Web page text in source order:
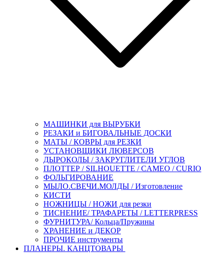
МАШИНКИ для ВЫРУБКИ
РЕЗАКИ и БИГОВАЛЬНЫЕ ДОСКИ
МАТЫ / КОВРЫ для РЕЗКИ
УСТАНОВЩИКИ ЛЮВЕРСОВ
ДЫРОКОЛЫ / ЗАКРУГЛИТЕЛИ УГЛОВ
ПЛОТТЕР / SILHOUETTE / CAMEO / CURIO
ФОЛЬГИРОВАНИЕ
МЫЛО.СВЕЧИ.МОЛДЫ / Изготовление
КИСТИ
НОЖНИЦЫ / НОЖИ для резки
ТИСНЕНИЕ/ ТРАФАРЕТЫ / LETTERPRESS
ФУРНИТУРА/ Кольца/Пружины
ХРАНЕНИЕ и ДЕКОР
ПРОЧИЕ инструменты
ПЛАНЕРЫ. КАНЦТОВАРЫ